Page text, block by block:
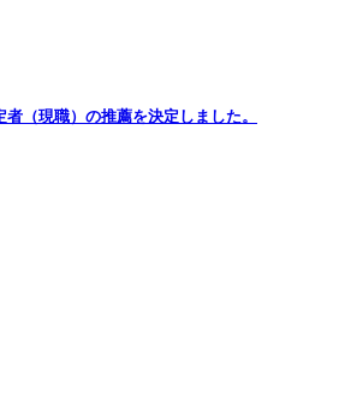
（現職）の推薦を決定しました。